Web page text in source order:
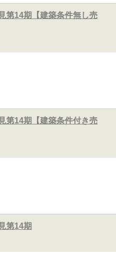
第14期【建築条件無し売
第14期【建築条件付き売
第14期